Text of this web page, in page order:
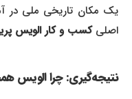
یک مکان تاریخی ملی در
اصلیکسب و کار الویس
نتیجه‌گیری: چرا الویس